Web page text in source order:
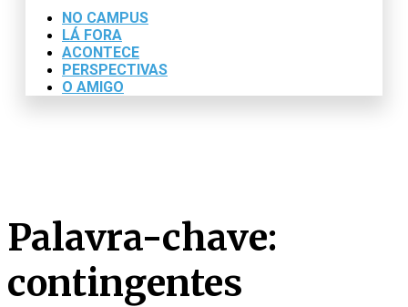
NO CAMPUS
LÁ FORA
ACONTECE
PERSPECTIVAS
O AMIGO
Palavra-chave:
contingentes